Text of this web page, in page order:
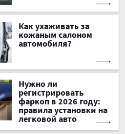
Как ухаживать за
кожаным салоном
автомобиля?
Нужно ли
регистрировать
фаркоп в 2026 году:
правила установки на
легковой авто